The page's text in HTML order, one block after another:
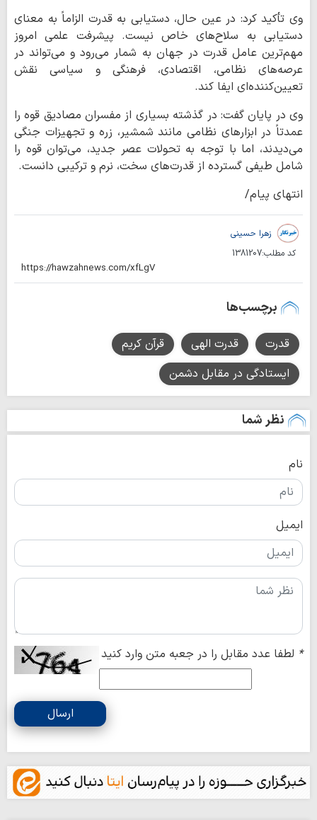
وی تأکید کرد: در عین حال، دستیابی به قدرت الزاماً به معنای
دستیابی به سلاح‌های خاص نیست. پیشرفت علمی امروز
مهم‌ترین عامل قدرت در جهان به شمار می‌رود و می‌تواند در
عرصه‌های نظامی، اقتصادی، فرهنگی و سیاسی نقش
تعیین‌کننده‌ای ایفا کند.
وی در پایان گفت: در گذشته بسیاری از مفسران مصادیق قوه را
عمدتاً در ابزارهای نظامی مانند شمشیر، زره و تجهیزات جنگی
می‌دیدند، اما با توجه به تحولات عصر جدید، می‌توان قوه را
شامل طیفی گسترده از قدرت‌های سخت، نرم و ترکیبی دانست.
انتهای پیام/
زهرا حسینی
کد مطلب:1381207
برچسب‌ها
قدرت قدرت الهی
قرآن کریم
ایستادگی در مقابل دشمن
نظر شما
نام
ایمیل
* لطفا عدد مقابل را در جعبه متن وارد کنید
ارسال